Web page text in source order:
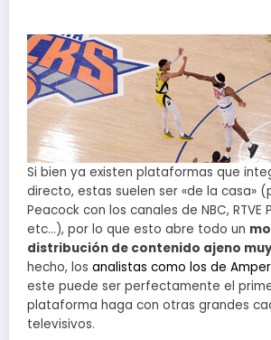
Si bien ya existen plataformas que
directo, estas suelen ser «de la casa»
Peacock con los canales de NBC, RTVE
etc…), por lo que esto abre todo un
distribución de contenido ajeno
hecho, los analistas como los de
este puede ser perfectamente el
plataforma haga con otras grandes
televisivos.